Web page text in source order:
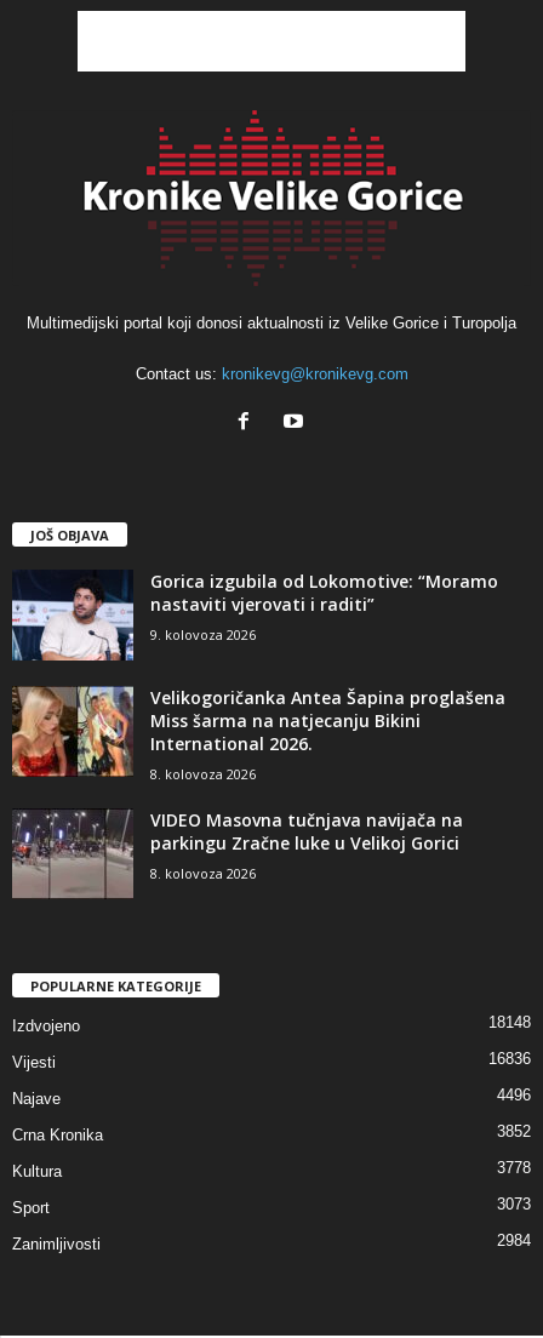
Multimedijski portal koji donosi aktualnosti iz Velike Gorice i Turopolja
Contact us: kronikevg@kronikevg.com
JOŠ OBJAVA
Gorica izgubila od Lokomotive: “Moramo
nastaviti vjerovati i raditi”
9. kolovoza 2026
Velikogoričanka Antea Šapina proglašena
Miss šarma na natjecanju Bikini
International 2026.
8. kolovoza 2026
VIDEO Masovna tučnjava navijača na
parkingu Zračne luke u Velikoj Gorici
8. kolovoza 2026
POPULARNE KATEGORIJE
Izdvojeno 18148
Vijesti 16836
Najave 4496
Crna Kronika 3852
Kultura 3778
Sport 3073
Zanimljivosti 2984